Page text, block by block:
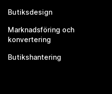
Butiksdesign
Marknadsföring och
konvertering
Butikshantering